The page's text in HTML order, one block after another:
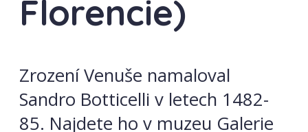
Florencie)
Zrození Venuše namaloval
Sandro Botticelli v letech 1482-
85. Najdete ho v muzeu Galerie